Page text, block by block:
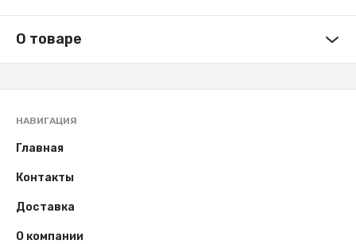
О товаре
НАВИГАЦИЯ
Главная
Контакты
Доставка
О компании